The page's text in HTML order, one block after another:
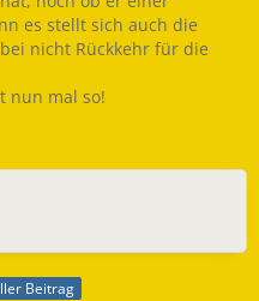
es stellt sich auch die
nicht Rückkehr für die
nun mal so!
Beitrag